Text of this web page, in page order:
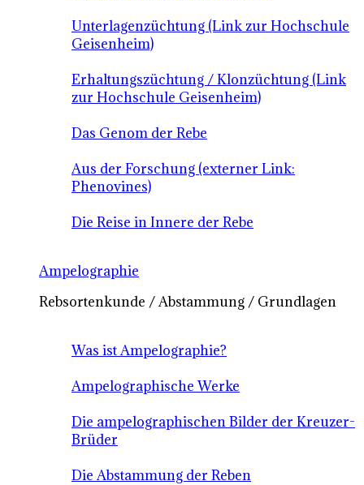
Unterlagenzüchtung (Link zur Hochschule
Geisenheim)
Erhaltungszüchtung / Klonzüchtung (Link
zur Hochschule Geisenheim)
Das Genom der Rebe
Aus der Forschung (externer Link:
Phenovines)
Die Reise in Innere der Rebe
Ampelographie
Rebsortenkunde / Abstammung / Grundlagen
Was ist Ampelographie?
Ampelographische Werke
Die ampelographischen Bilder der Kreuzer-
Brüder
Die Abstammung der Reben